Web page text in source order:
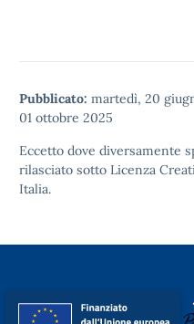
Pubblicato: martedì, 20
01 ottobre 2025
Eccetto dove diversamente
rilasciato sotto Licenza
Italia.